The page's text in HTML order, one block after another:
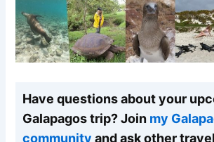
Have questions about your
Galapagos trip? Join my
community and ask other